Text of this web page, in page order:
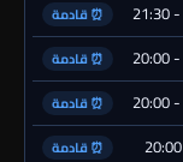
⏰ قادمة
⏰ قادمة
⏰ قادمة
⏰ قادمة